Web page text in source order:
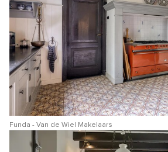
Funda - Van de Wiel Makelaars